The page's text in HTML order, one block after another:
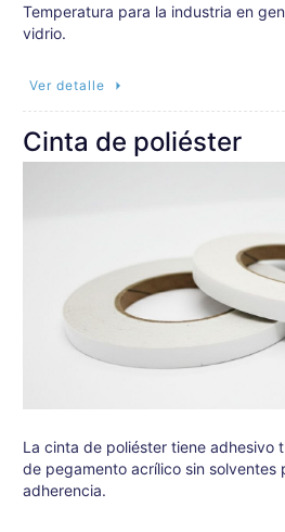
Temperatura para la industria en
vidrio.
Ver detalle
Cinta de poliéster
La cinta de poliéster tiene adhesivo
de pegamento acrílico sin solventes
adherencia.